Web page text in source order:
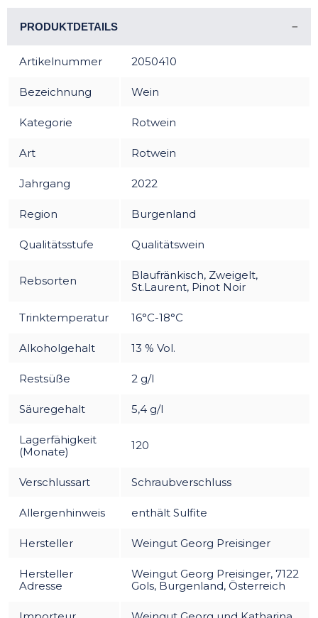
PRODUKTDETAILS
Artikelnummer 2050410
Bezeichnung Wein
Kategorie Rotwein
Art Rotwein
Jahrgang 2022
Region Burgenland
Qualitätsstufe Qualitätswein
Rebsorten
Blaufränkisch, Zweigelt,
St.Laurent, Pinot Noir
Trinktemperatur 16°C-18°C
Alkoholgehalt 13 % Vol.
Restsüße 2 g/l
Säuregehalt 5,4 g/l
Lagerfähigkeit
(Monate)
120
Verschlussart Schraubverschluss
Allergenhinweis enthält Sulfite
Hersteller Weingut Georg Preisinger
Hersteller
Adresse
Weingut Georg Preisinger, 7122
Gols, Burgenland, Österreich